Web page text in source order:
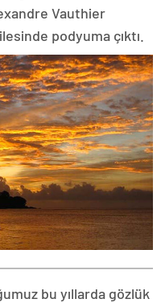
Vauthier
podyuma çıktı.
bu yıllarda gözlük